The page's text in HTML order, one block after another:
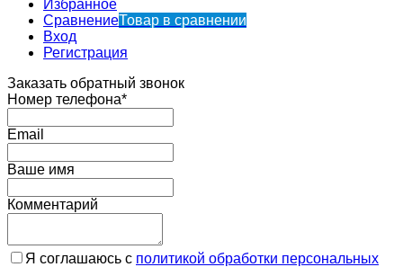
Избранное
СравнениеТовар в сравнении
Вход
Регистрация
Заказать обратный звонок
Номер телефона*
Email
Ваше имя
Комментарий
Я соглашаюсь с политикой обработки персональных